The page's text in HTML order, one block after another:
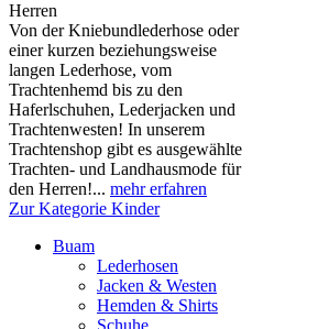
Herren
Von der Kniebundlederhose oder
einer kurzen beziehungsweise
langen Lederhose, vom
Trachtenhemd bis zu den
Haferlschuhen, Lederjacken und
Trachtenwesten! In unserem
Trachtenshop gibt es ausgewählte
Trachten- und Landhausmode für
den Herren!... mehr erfahren
Zur Kategorie Kinder
Buam
Lederhosen
Jacken & Westen
Hemden & Shirts
Schuhe